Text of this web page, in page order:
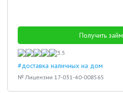
Получить займ
3.5
#доставка наличных на дом
№ Лицензии 17-031-40-008565